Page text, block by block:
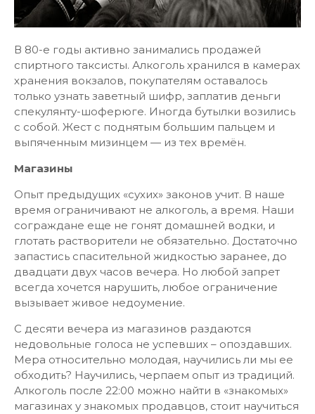
В 80-е годы активно занимались продажей
спиртного таксисты. Алкоголь хранился в камерах
хранения вокзалов, покупателям оставалось
только узнать заветный шифр, заплатив деньги
спекулянту-шоферюге. Иногда бутылки возились
с собой. Жест с поднятым большим пальцем и
выпяченным мизинцем — из тех времён.
Магазины
Опыт предыдущих «сухих» законов учит. В наше
время ограничивают не алкоголь, а время. Наши
сограждане еще не гонят домашней водки, и
глотать растворители не обязательно. Достаточно
запастись спасительной жидкостью заранее, до
двадцати двух часов вечера. Но любой запрет
всегда хочется нарушить, любое ограничение
вызывает живое недоумение.
С десяти вечера из магазинов раздаются
недовольные голоса не успевших – опоздавших.
Мера относительно молодая, научились ли мы ее
обходить? Научились, черпаем опыт из традиций.
Алкоголь после 22:00 можно найти в «знакомых»
магазинах у знакомых продавцов, стоит научиться